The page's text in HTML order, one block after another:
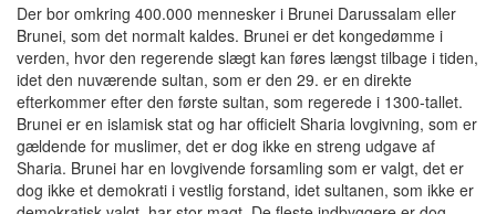
Der bor omkring 400.000 mennesker i Brunei Darussalam eller
Brunei, som det normalt kaldes. Brunei er det kongedømme i
verden, hvor den regerende slægt kan føres længst tilbage i tiden,
idet den nuværende sultan, som er den 29. er en direkte
efterkommer efter den første sultan, som regerede i 1300-tallet.
Brunei er en islamisk stat og har officielt Sharia lovgivning, som er
gældende for muslimer, det er dog ikke en streng udgave af
Sharia. Brunei har en lovgivende forsamling som er valgt, det er
dog ikke et demokrati i vestlig forstand, idet sultanen, som ikke er